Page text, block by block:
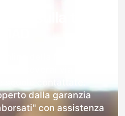
dalla garanzia
con assistenza